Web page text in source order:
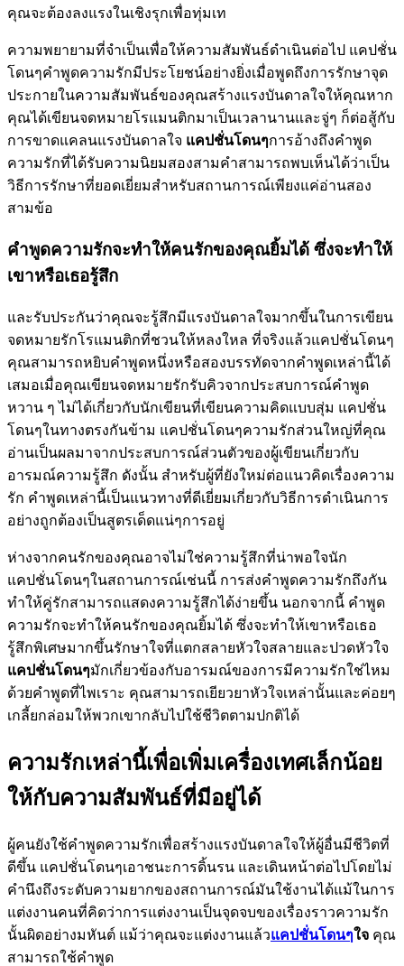
คุณจะต้องลงแรงในเชิงรุกเพื่อทุ่มเท
ความพยายามที่จำเป็นเพื่อให้ความสัมพันธ์ดำเนินต่อไป แคปชั่น
โดนๆคำพูดความรักมีประโยชน์อย่างยิ่งเมื่อพูดถึงการรักษาจุด
ประกายในความสัมพันธ์ของคุณสร้างแรงบันดาลใจให้คุณหาก
คุณได้เขียนจดหมายโรแมนติกมาเป็นเวลานานและจู่ๆ ก็ต่อสู้กับ
การขาดแคลนแรงบันดาลใจ แคปชั่นโดนๆการอ้างถึงคำพูด
ความรักที่ได้รับความนิยมสองสามคำสามารถพบเห็นได้ว่าเป็น
วิธีการรักษาที่ยอดเยี่ยมสำหรับสถานการณ์เพียงแค่อ่านสอง
สามข้อ
คำพูดความรักจะทำให้คนรักของคุณยิ้มได้ ซึ่งจะทำให้
เขาหรือเธอรู้สึก
และรับประกันว่าคุณจะรู้สึกมีแรงบันดาลใจมากขึ้นในการเขียน
จดหมายรักโรแมนติกที่ชวนให้หลงใหล ที่จริงแล้วแคปชั่นโดนๆ
คุณสามารถหยิบคำพูดหนึ่งหรือสองบรรทัดจากคำพูดเหล่านี้ได้
เสมอเมื่อคุณเขียนจดหมายรักรับคิวจากประสบการณ์คำพูด
หวาน ๆ ไม่ได้เกี่ยวกับนักเขียนที่เขียนความคิดแบบสุ่ม แคปชั่น
โดนๆในทางตรงกันข้าม แคปชั่นโดนๆความรักส่วนใหญ่ที่คุณ
อ่านเป็นผลมาจากประสบการณ์ส่วนตัวของผู้เขียนเกี่ยวกับ
อารมณ์ความรู้สึก ดังนั้น สำหรับผู้ที่ยังใหม่ต่อแนวคิดเรื่องความ
รัก คำพูดเหล่านี้เป็นแนวทางที่ดีเยี่ยมเกี่ยวกับวิธีการดำเนินการ
อย่างถูกต้องเป็นสูตรเด็ดแน่ๆการอยู่
ห่างจากคนรักของคุณอาจไม่ใช่ความรู้สึกที่น่าพอใจนัก
แคปชั่นโดนๆในสถานการณ์เช่นนี้ การส่งคำพูดความรักถึงกัน
ทำให้คู่รักสามารถแสดงความรู้สึกได้ง่ายขึ้น นอกจากนี้ คำพูด
ความรักจะทำให้คนรักของคุณยิ้มได้ ซึ่งจะทำให้เขาหรือเธอ
รู้สึกพิเศษมากขึ้นรักษาใจที่แตกสลายหัวใจสลายและปวดหัวใจ
แคปชั่นโดนๆมักเกี่ยวข้องกับอารมณ์ของการมีความรักใช่ไหม
ด้วยคำพูดที่ไพเราะ คุณสามารถเยียวยาหัวใจเหล่านั้นและค่อยๆ
เกลี้ยกล่อมให้พวกเขากลับไปใช้ชีวิตตามปกติได้
ความรักเหล่านี้เพื่อเพิ่มเครื่องเทศเล็กน้อย
ให้กับความสัมพันธ์ที่มีอยู่ได้
ผู้คนยังใช้คำพูดความรักเพื่อสร้างแรงบันดาลใจให้ผู้อื่นมีชีวิตที่
ดีขึ้น แคปชั่นโดนๆเอาชนะการดิ้นรน และเดินหน้าต่อไปโดยไม่
คำนึงถึงระดับความยากของสถานการณ์มันใช้งานได้แม้ในการ
แต่งงานคนที่คิดว่าการแต่งงานเป็นจุดจบของเรื่องราวความรัก
นั้นผิดอย่างมหันต์ แม้ว่าคุณจะแต่งงานแล้วแคปชั่นโดนๆใจ คุณ
สามารถใช้คำพูด